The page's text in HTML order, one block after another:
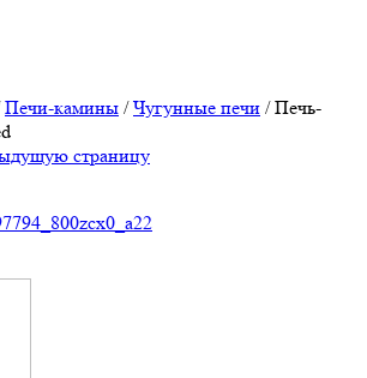
Печи-камины /Чугунные печи / Печь-
страницу